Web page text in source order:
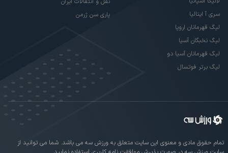
سری آ ایتالیا
لیگ قهرمانان اروپا
لیگ نخبگان آسیا
لیگ قهرمانان آسیا دو
لیگ برتر فوتسال
پاری سن ژرمن
تمام حقوق مادی و معنوی این سایت متعلق به ورزش سه می باشد. شما می توانید از